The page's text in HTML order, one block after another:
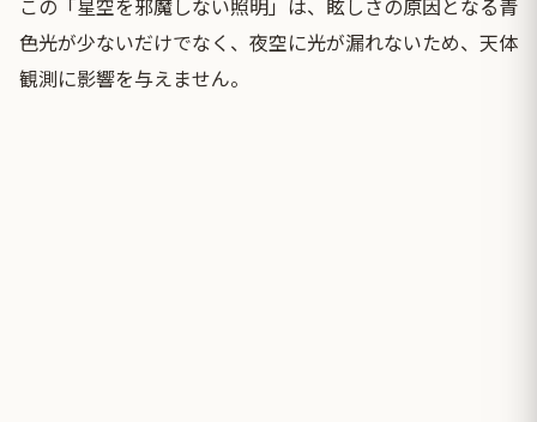
この「星空を邪魔しない照明」は、眩しさの原因となる青
色光が少ないだけでなく、夜空に光が漏れないため、天体
観測に影響を与えません。